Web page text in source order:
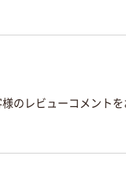
のレビューコメントを